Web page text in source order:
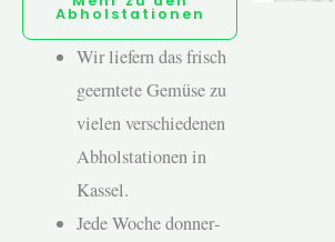
Abhol­sta­tio­nen
Wir liefern das frisch
geern­tete Gemüse zu
vie­len ver­schiede­nen
Abhol­sta­tio­nen in
Kas­sel.
Jede Woche don­ner­